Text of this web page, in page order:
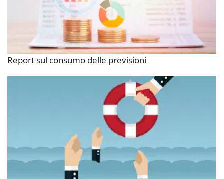
Report sul consumo delle previsioni